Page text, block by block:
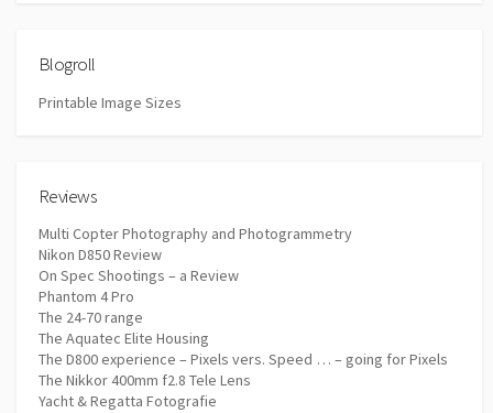
Blogroll
Printable Image Sizes
Reviews
Multi Copter Photography and Photogrammetry
Nikon D850 Review
On Spec Shootings – a Review
Phantom 4 Pro
The 24-70 range
The Aquatec Elite Housing
The D800 experience – Pixels vers. Speed … – going for Pixels
The Nikkor 400mm f2.8 Tele Lens
Yacht & Regatta Fotografie